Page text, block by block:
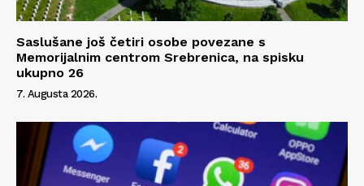
Saslušane još četiri osobe povezane s
Memorijalnim centrom Srebrenica, na spisku
ukupno 26
7. Augusta 2026.